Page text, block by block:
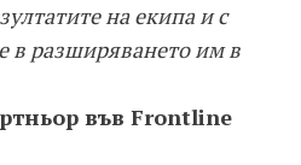
на екипа и с
в разширяването им в
във Frontline